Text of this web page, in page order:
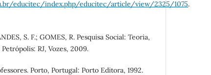
educitec/index.php/educitec/article/view/2325/1075.
S. F.; GOMES, R. Pesquisa Social: Teoria,
RJ, Vozes, 2009.
Porto, Portugal: Porto Editora, 1992.